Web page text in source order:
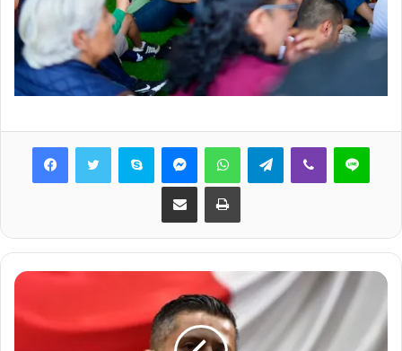
Skype MessengerWhatsAppTelegramViber Line
Share via Email Print